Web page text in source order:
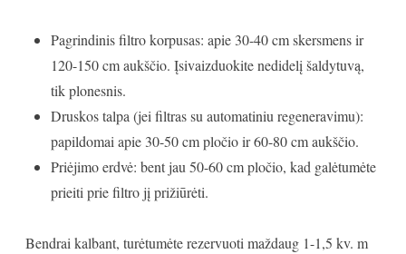
Pagrindinis filtro korpusas: apie 30-40 cm skersmens ir
120-150 cm aukščio. Įsivaizduokite nedidelį šaldytuvą,
tik plonesnis.
Druskos talpa (jei filtras su automatiniu regeneravimu):
papildomai apie 30-50 cm pločio ir 60-80 cm aukščio.
Priėjimo erdvė: bent jau 50-60 cm pločio, kad galėtumėte
prieiti prie filtro jį prižiūrėti.
Bendrai kalbant, turėtumėte rezervuoti maždaug 1-1,5 kv. m